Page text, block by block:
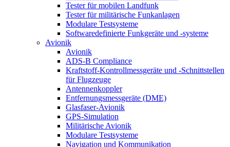
Tester für mobilen Landfunk
Tester für militärische Funkanlagen
Modulare Testsysteme
Softwaredefinierte Funkgeräte und -systeme
Avionik
Avionik
ADS-B Compliance
Kraftstoff-Kontrollmessgeräte und -Schnittstellen
für Flugzeuge
Antennenkoppler
Entfernungsmessgeräte (DME)
Glasfaser-Avionik
GPS-Simulation
Militärische Avionik
Modulare Testsysteme
Navigation und Kommunikation